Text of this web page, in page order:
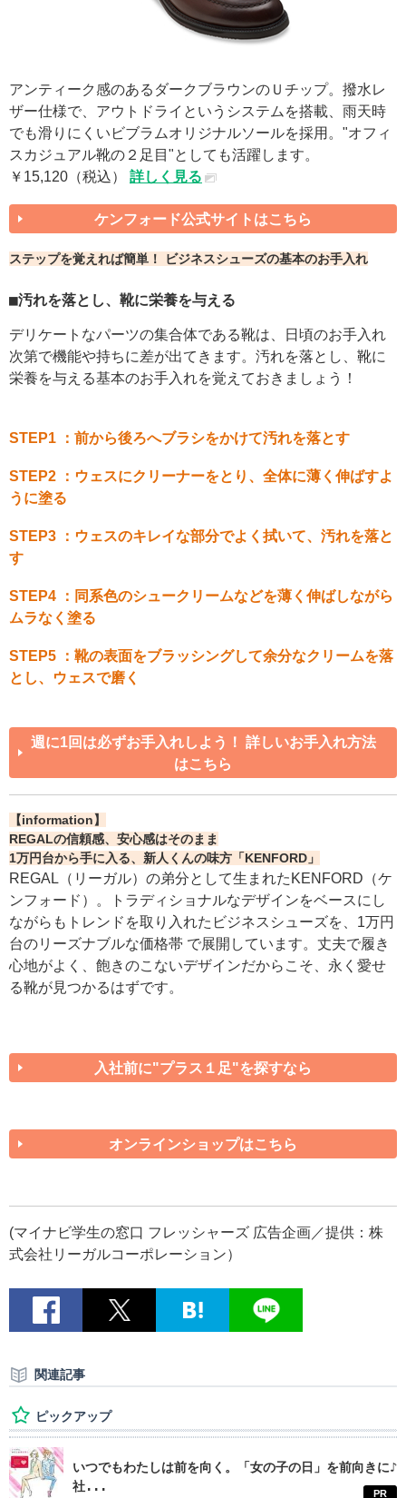
アンティーク感のあるダークブラウンのＵチップ。撥水レ
ザー仕様で、アウトドライというシステムを搭載、雨天時
でも滑りにくいビブラムオリジナルソールを採用。"オフィ
スカジュアル靴の２足目"としても活躍します。
￥15,120（税込） 詳しく見る
ケンフォード公式サイトはこちら
ステップを覚えれば簡単！ ビジネスシューズの基本のお手入れ
■汚れを落とし、靴に栄養を与える
デリケートなパーツの集合体である靴は、日頃のお手入れ
次第で機能や持ちに差が出てきます。汚れを落とし、靴に
栄養を与える基本のお手入れを覚えておきましょう！
STEP1 ：前から後ろへブラシをかけて汚れを落とす
STEP2 ：ウェスにクリーナーをとり、全体に薄く伸ばすよ
うに塗る
STEP3 ：ウェスのキレイな部分でよく拭いて、汚れを落と
す
STEP4 ：同系色のシュークリームなどを薄く伸ばしながら
ムラなく塗る
STEP5 ：靴の表面をブラッシングして余分なクリームを落
とし、ウェスで磨く
週に1回は必ずお手入れしよう！ 詳しいお手入れ方法
はこちら
【information】
REGALの信頼感、安心感はそのまま
1万円台から手に入る、新人くんの味方「KENFORD」
REGAL（リーガル）の弟分として生まれたKENFORD（ケ
ンフォード）。トラディショナルなデザインをベースにし
ながらもトレンドを取り入れたビジネスシューズを、1万円
台のリーズナブルな価格帯 で展開しています。丈夫で履き
心地がよく、飽きのこないデザインだからこそ、永く愛せ
る靴が見つかるはずです。
入社前に"プラス１足"を探すなら
オンラインショップはこちら
(マイナビ学生の窓口 フレッシャーズ 広告企画／提供：株
式会社リーガルコーポレーション）
関連記事
ピックアップ
いつでもわたしは前を向く。「女の子の日」を前向きに♪
社...
PR